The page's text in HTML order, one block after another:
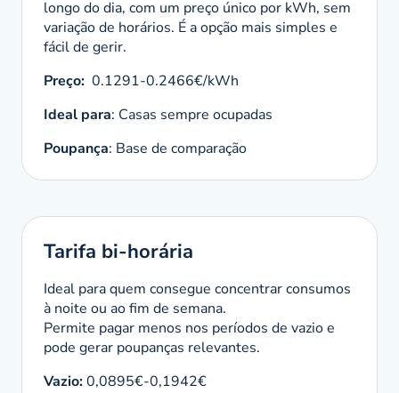
longo do dia, com um preço único por kWh, sem
variação de horários. É a opção mais simples e
fácil de gerir.
Preço: 0.1291-0.2466€/kWh
Ideal para: Casas sempre ocupadas
Poupança: Base de comparação
Tarifa bi-horária
Ideal para quem consegue concentrar consumos
à noite ou ao fim de semana.
Permite pagar menos nos períodos de vazio e
pode gerar poupanças relevantes.
Vazio:0,0895€-0,1942€